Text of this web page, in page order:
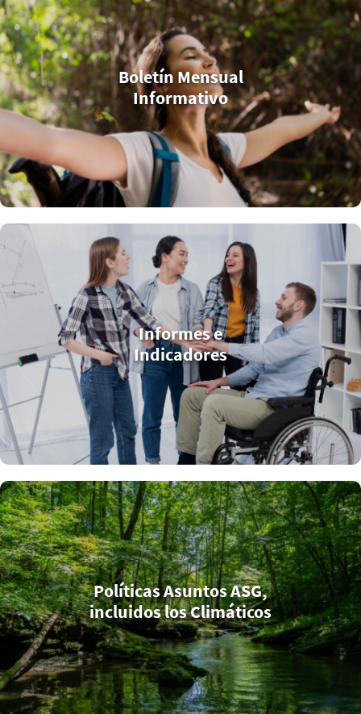
Boletín Mensual
Informativo
Informes e
Indicadores
Políticas Asuntos ASG,
incluidos los Climáticos